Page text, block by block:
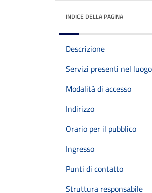
INDICE DELLA PAGINA
Descrizione
Servizi presenti nel luogo
Modalità di accesso
Indirizzo
Orario per il pubblico
Ingresso
Punti di contatto
Struttura responsabile